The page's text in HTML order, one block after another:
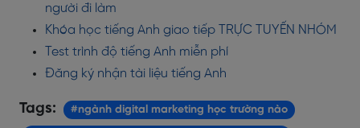
người đi làm
Khóa học tiếng Anh giao tiếp TRỰC TUYẾN NHÓM
Test trình độ tiếng Anh miễn phí
Đăng ký nhận tài liệu tiếng Anh
Tags: #ngành digital marketing học trường nào